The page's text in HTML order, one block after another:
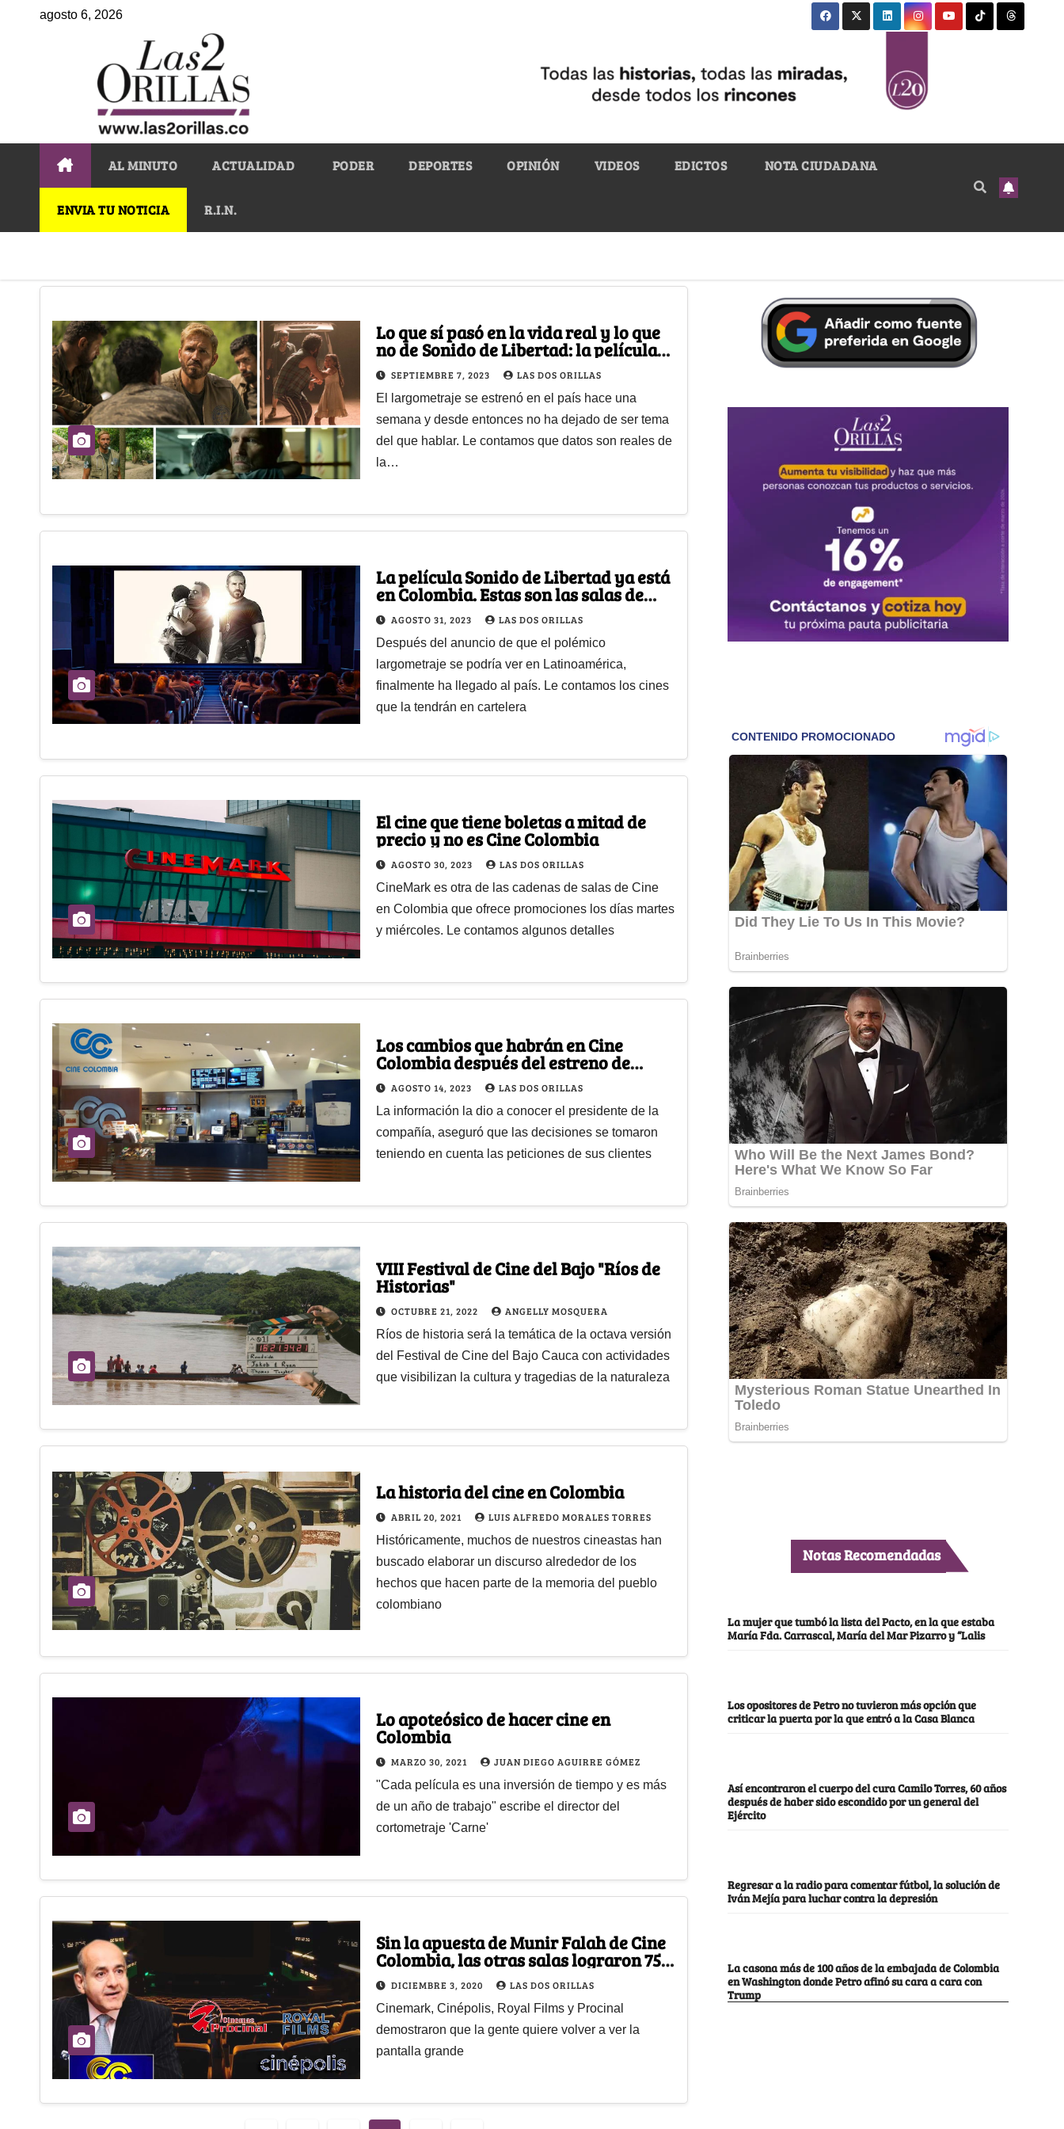
agosto 6, 2026
AL MINUTO ACTUALIDAD PODER DEPORTES OPINIÓN VIDEOS EDICTOS NOTA CIUDADANA
ENVIA TU NOTICIA R.I.N.
Lo que sí pasó en la vida real y lo que
no de Sonido de Libertad: la película
del momento
SEPTIEMBRE 7, 2023 LAS DOS ORILLAS
El largometraje se estrenó en el país hace una
semana y desde entonces no ha dejado de ser tema
del que hablar. Le contamos que datos son reales de
la…
La película Sonido de Libertad ya está
en Colombia. Estas son las salas de
cine donde la puede ver
AGOSTO 31, 2023 LAS DOS ORILLAS
Después del anuncio de que el polémico
largometraje se podría ver en Latinoamérica,
finalmente ha llegado al país. Le contamos los cines
que la tendrán en cartelera
El cine que tiene boletas a mitad de
precio y no es Cine Colombia
AGOSTO 30, 2023 LAS DOS ORILLAS
CineMark es otra de las cadenas de salas de Cine
en Colombia que ofrece promociones los días martes
y miércoles. Le contamos algunos detalles
Los cambios que habrán en Cine
Colombia después del estreno de
Barbie y Oppenheimer
AGOSTO 14, 2023 LAS DOS ORILLAS
La información la dio a conocer el presidente de la
compañía, aseguró que las decisiones se tomaron
teniendo en cuenta las peticiones de sus clientes
VIII Festival de Cine del Bajo "Ríos de
Historias"
OCTUBRE 21, 2022 ANGELLY MOSQUERA
Ríos de historia será la temática de la octava versión
del Festival de Cine del Bajo Cauca con actividades
que visibilizan la cultura y tragedias de la naturaleza
La historia del cine en Colombia
ABRIL 20, 2021 LUIS ALFREDO MORALES TORRES
Históricamente, muchos de nuestros cineastas han
buscado elaborar un discurso alrededor de los
hechos que hacen parte de la memoria del pueblo
colombiano
Lo apoteósico de hacer cine en
Colombia
MARZO 30, 2021 JUAN DIEGO AGUIRRE GÓMEZ
"Cada película es una inversión de tiempo y es más
de un año de trabajo" escribe el director del
cortometraje 'Carne'
Sin la apuesta de Munir Falah de Cine
Colombia, las otras salas lograron 75
mil espectadores
DICIEMBRE 3, 2020 LAS DOS ORILLAS
Cinemark, Cinépolis, Royal Films y Procinal
demostraron que la gente quiere volver a ver la
pantalla grande
Notas Recomendadas
La mujer que tumbó la lista del Pacto, en la que estaba
María Fda. Carrascal, María del Mar Pizarro y “Lalis
Los opositores de Petro no tuvieron más opción que
criticar la puerta por la que entró a la Casa Blanca
Así encontraron el cuerpo del cura Camilo Torres, 60 años
después de haber sido escondido por un general del
Ejército
Regresar a la radio para comentar fútbol, la solución de
Iván Mejía para luchar contra la depresión
La casona más de 100 años de la embajada de Colombia
en Washington donde Petro afinó su cara a cara con
Trump